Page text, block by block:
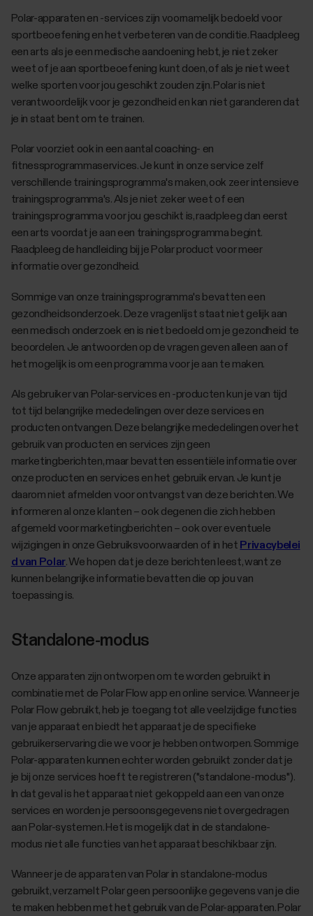
Polar-apparaten en -services zijn voornamelijk bedoeld voor
sportbeoefening en het verbeteren van de conditie. Raadpleeg
een arts als je een medische aandoening hebt, je niet zeker
weet of je aan sportbeoefening kunt doen, of als je niet weet
welke sporten voor jou geschikt zouden zijn. Polar is niet
verantwoordelijk voor je gezondheid en kan niet garanderen dat
je in staat bent om te trainen.
Polar voorziet ook in een aantal coaching- en
fitnessprogrammaservices. Je kunt in onze service zelf
verschillende trainingsprogramma's maken, ook zeer intensieve
trainingsprogramma's. Als je niet zeker weet of een
trainingsprogramma voor jou geschikt is, raadpleeg dan eerst
een arts voordat je aan een trainingsprogramma begint.
Raadpleeg de handleiding bij je Polar product voor meer
informatie over gezondheid.
Sommige van onze trainingsprogramma's bevatten een
gezondheidsonderzoek. Deze vragenlijst staat niet gelijk aan
een medisch onderzoek en is niet bedoeld om je gezondheid te
beoordelen. Je antwoorden op de vragen geven alleen aan of
het mogelijk is om een programma voor je aan te maken.
Als gebruiker van Polar-services en -producten kun je van tijd
tot tijd belangrijke mededelingen over deze services en
producten ontvangen. Deze belangrijke mededelingen over het
gebruik van producten en services zijn geen
marketingberichten, maar bevatten essentiële informatie over
onze producten en services en het gebruik ervan. Je kunt je
daarom niet afmelden voor ontvangst van deze berichten. We
informeren al onze klanten – ook degenen die zich hebben
afgemeld voor marketingberichten – ook over eventuele
wijzigingen in onze Gebruiksvoorwaarden of in het Privacybelei
d van Polar. We hopen dat je deze berichten leest, want ze
kunnen belangrijke informatie bevatten die op jou van
toepassing is.
Standalone-modus
Onze apparaten zijn ontworpen om te worden gebruikt in
combinatie met de Polar Flow app en online service. Wanneer je
Polar Flow gebruikt, heb je toegang tot alle veelzijdige functies
van je apparaat en biedt het apparaat je de specifieke
gebruikerservaring die we voor je hebben ontworpen. Sommige
Polar-apparaten kunnen echter worden gebruikt zonder dat je
je bij onze services hoeft te registreren ("standalone-modus").
In dat geval is het apparaat niet gekoppeld aan een van onze
services en worden je persoonsgegevens niet overgedragen
aan Polar-systemen. Het is mogelijk dat in de standalone-
modus niet alle functies van het apparaat beschikbaar zijn.
Wanneer je de apparaten van Polar in standalone-modus
gebruikt, verzamelt Polar geen persoonlijke gegevens van je die
te maken hebben met het gebruik van de Polar-apparaten. Polar